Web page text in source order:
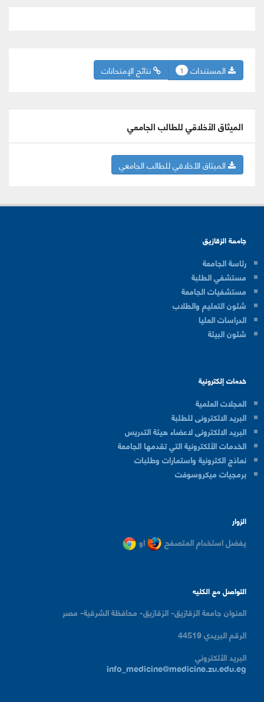
نتائج الإمتحانات المستندات 1
الميثاق الأخلاقي للطالب الجامعي
الميثاق الأخلاقي للطالب الجامعي
جامعة الزقازيق
رئاسة الجامعة
مستشفي الطلبة
مستشفيات الجامعة
شئون التعليم والطلاب
الدراسات العليا
شئون البيئة
خدمات إلكترونية
المجلات العلمية
البريد الالكترونى للطلبة
البريد الالكترونى لاعضاء هيئة التدريس
الخدمات الألكترونية التي تقدمها الجامعة
نماذج الكترونية واستمارات وطلبات
برمجيات ميكروسوفت
الزوار
يفضل استخدام المتصفح او
التواصل مع الكليه
العنوان جامعة الزقازيق- الزقازيق- محافظة الشرقية- مصر
الرقم البريدي44519
البريد الألكتروني
info_medicine@medicine.zu.edu.eg